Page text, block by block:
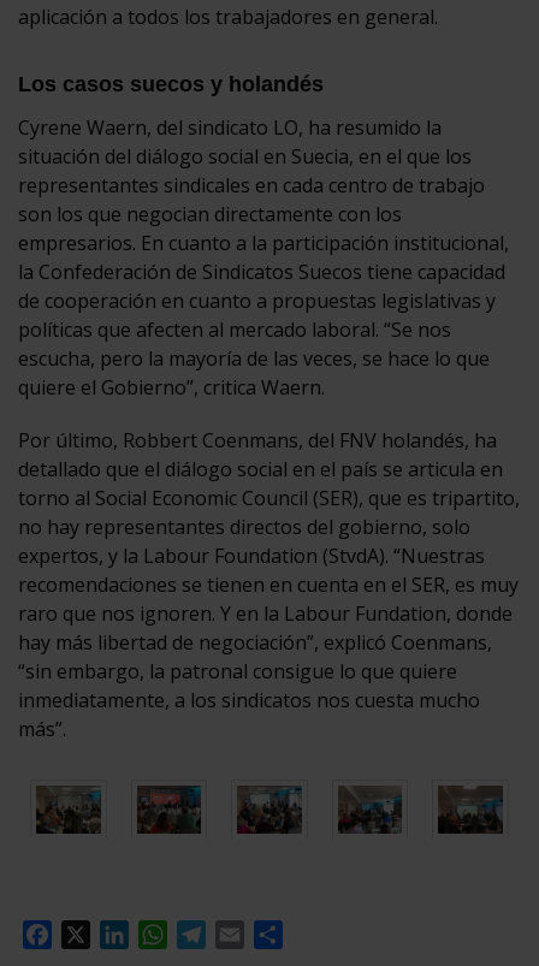
aplicación a todos los trabajadores en general.
Los casos suecos y holandés
Cyrene Waern, del sindicato LO, ha resumido la
situación del diálogo social en Suecia, en el que los
representantes sindicales en cada centro de trabajo
son los que negocian directamente con los
empresarios. En cuanto a la participación institucional,
la Confederación de Sindicatos Suecos tiene capacidad
de cooperación en cuanto a propuestas legislativas y
políticas que afecten al mercado laboral. “Se nos
escucha, pero la mayoría de las veces, se hace lo que
quiere el Gobierno”, critica Waern.
Por último, Robbert Coenmans, del FNV holandés, ha
detallado que el diálogo social en el país se articula en
torno al Social Economic Council (SER), que es tripartito,
no hay representantes directos del gobierno, solo
expertos, y la Labour Foundation (StvdA). “Nuestras
recomendaciones se tienen en cuenta en el SER, es muy
raro que nos ignoren. Y en la Labour Fundation, donde
hay más libertad de negociación”, explicó Coenmans,
“sin embargo, la patronal consigue lo que quiere
inmediatamente, a los sindicatos nos cuesta mucho
más”.
Facebook LinkedInWhatsApp
Telegram
Email